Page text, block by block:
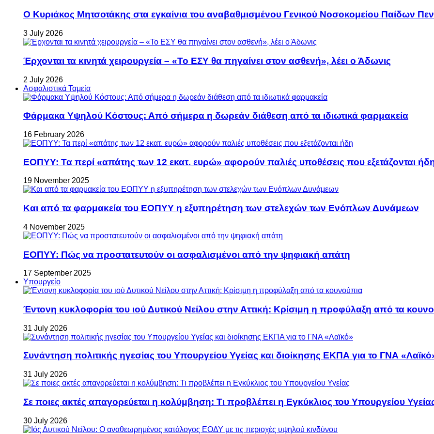
Ο Κυριάκος Μητσοτάκης στα εγκαίνια του αναβαθμισμένου Γενικού Νοσοκομείου Παίδων
3 July 2026
Έρχονται τα κινητά χειρουργεία – «Το ΕΣΥ θα πηγαίνει στον ασθενή», λέει ο Άδωνις
2 July 2026
Ασφαλιστικά Ταμεία
Φάρμακα Υψηλού Κόστους: Από σήμερα η δωρεάν διάθεση από τα ιδιωτικά φαρμακεία
16 February 2026
ΕΟΠΥΥ: Τα περί «απάτης των 12 εκατ. ευρώ» αφορούν παλιές υποθέσεις που εξετάζονται
19 November 2025
Και από τα φαρμακεία του ΕΟΠΥΥ η εξυπηρέτηση των στελεχών των Ενόπλων Δυνάμεων
4 November 2025
ΕΟΠΥΥ: Πώς να προστατευτούν οι ασφαλισμένοι από την ψηφιακή απάτη
17 September 2025
Υπουργείο
Έντονη κυκλοφορία του ιού Δυτικού Νείλου στην Αττική: Κρίσιμη η προφύλαξη από τα
31 July 2026
Συνάντηση πολιτικής ηγεσίας του Υπουργείου Υγείας και διοίκησης ΕΚΠΑ για το ΓΝΑ
31 July 2026
Σε ποιες ακτές απαγορεύεται η κολύμβηση: Τι προβλέπει η Εγκύκλιος του Υπουργείου
30 July 2026